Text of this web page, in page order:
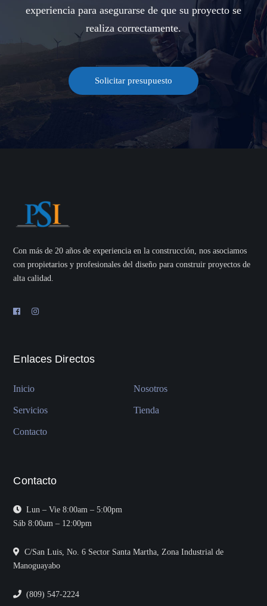
experiencia para asegurarse de que su proyecto se
realiza correctamente.
Solicitar presupuesto
Con más de 20 años de experiencia en la construcción, nos asociamos
con propietarios y profesionales del diseño para construir proyectos de
alta calidad.
Enlaces Directos
Inicio Nosotros
Servicios Tienda
Contacto
Contacto
Lun – Vie 8:00am – 5:00pm
Sáb 8:00am – 12:00pm
C/San Luis, No. 6 Sector Santa Martha, Zona Industrial de
Manoguayabo
(809) 547-2224